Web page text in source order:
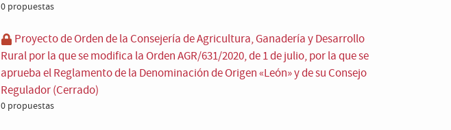
0 propuestas
Proyecto de Orden de la Consejería de Agricultura, Ganadería y Desarrollo
Rural por la que se modifica la Orden AGR/631/2020, de 1 de julio, por la que se
aprueba el Reglamento de la Denominación de Origen «León» y de su Consejo
Regulador (Cerrado)
0 propuestas